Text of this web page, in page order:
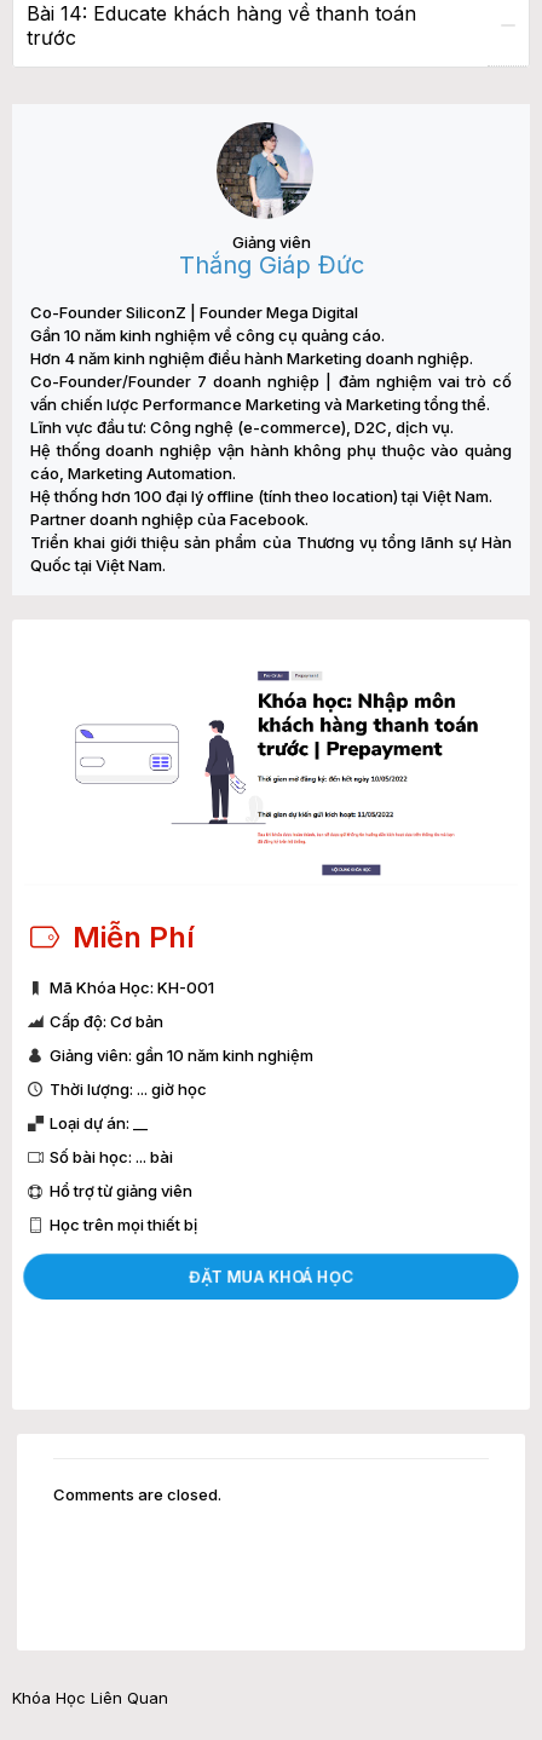
Bài 14: Educate khách hàng về thanh toán
trước
Giảng viên
Thắng Giáp Đức
Co-Founder SiliconZ | Founder Mega Digital
Gần 10 năm kinh nghiệm về công cụ quảng cáo.
Hơn 4 năm kinh nghiệm điều hành Marketing doanh nghiệp.
Co-Founder/Founder 7 doanh nghiệp | đảm nghiệm vai trò cố
vấn chiến lược Performance Marketing và Marketing tổng thể.
Lĩnh vực đầu tư: Công nghệ (e-commerce), D2C, dịch vụ.
Hệ thống doanh nghiệp vận hành không phụ thuộc vào quảng
cáo, Marketing Automation.
Hệ thống hơn 100 đại lý offline (tính theo location) tại Việt Nam.
Partner doanh nghiệp của Facebook.
Triển khai giới thiệu sản phẩm của Thương vụ tổng lãnh sự Hàn
Quốc tại Việt Nam.
Miễn Phí
Mã Khóa Học: KH-001
Cấp độ: Cơ bản
Giảng viên: gần 10 năm kinh nghiệm
Thời lượng: ... giờ học
Loại dự án: __
Số bài học: ... bài
Hổ trợ từ giảng viên
Học trên mọi thiết bị
ĐẶT MUA KHOÁ HỌC
Comments are closed.
Khóa Học Liên Quan